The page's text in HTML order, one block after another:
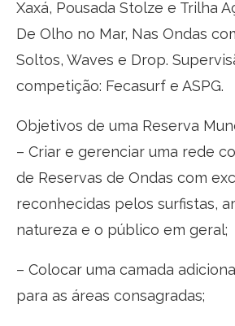
Xaxá, Pousada Stolze e Trilha
De Olho no Mar, Nas Ondas
Soltos, Waves e Drop.
competição: Fecasurf e ASPG.
Objetivos de uma Reserva
– Criar e gerenciar uma rede
de Reservas de Ondas com
reconhecidas pelos surfistas,
natureza e o público em geral;
– Colocar uma camada
para as áreas consagradas;